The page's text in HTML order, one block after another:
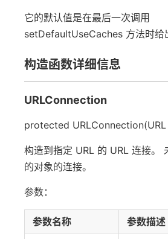
它的默认值是在最后一次调用
setDefaultUseCaches 方法时给
构造函数详细信息
URLConnection
protected URLConnection(URL
构造到指定 URL 的 URL 连接。
的对象的连接。
参数：
参数名称
参数描述